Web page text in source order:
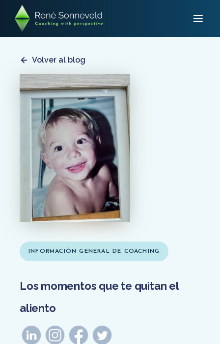
Volver al blog
INFORMACIÓN GENERAL DE COACHING
Los momentos que te quitan el
aliento